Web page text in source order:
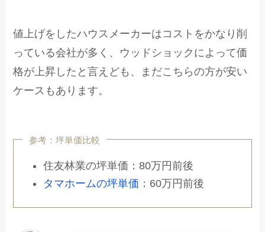
値上げをしたハウスメーカーはコストをかなり削
っている会社が多く、ウッドショックによって価
格が上昇したと言えども、まだこちらの方が安い
ケースもあります。
参考：坪単価比較
住友林業の坪単価：80万円前後
タマホームの坪単価 ：60万円前後